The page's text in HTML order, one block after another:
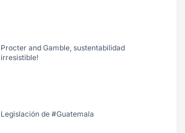
Procter and Gamble, sustentabilidad
irresistible!
Legislación de #Guatemala